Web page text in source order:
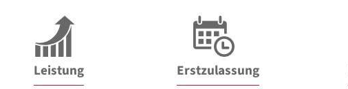
Leistung Erstzulassung